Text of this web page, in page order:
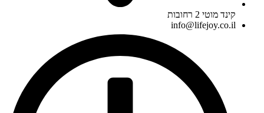
קינד מוטי 2 רחובות
info@lifejoy.co.il